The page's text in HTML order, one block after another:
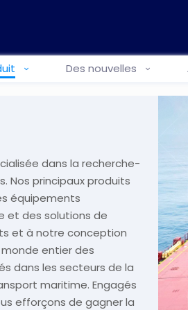
Des nouvelles
dans la recherche-
Nos principaux produits
équipements
et des solutions de
et à notre conception
entier des
dans les secteurs de la
maritime. Engagés
efforçons de gagner la